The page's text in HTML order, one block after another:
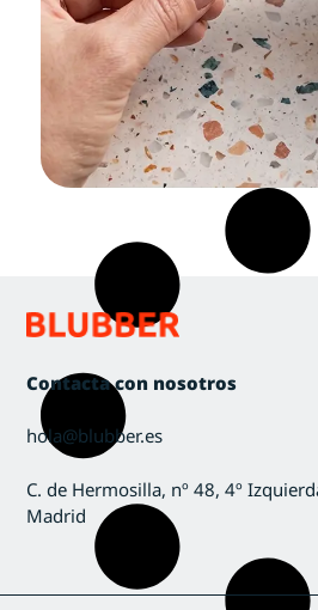
Contacta con nosotros
hola@blubber.es
C. de Hermosilla, nº 48, 4º
Madrid